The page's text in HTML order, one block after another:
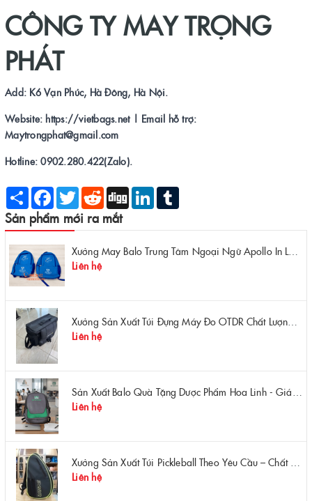
CÔNG TY MAY TRỌNG
PHÁT
Add: K6 Vạn Phúc, Hà Đông, Hà Nội.
Website: https://vietbags.net | Email hỗ trợ:
Maytrongphat@gmail.com
Hotline: 0902.280.422(Zalo).
Share Facebook
Twitter Reddit Digg LinkedIn
Sản phẩm mới ra mắt
Xưởng May Balo Trung Tâm Ngoại Ngữ Apollo In Logo Giá Rẻ Tại Xưởng
Liên hệ
Xưởng Sản Xuất Túi Đựng Máy Đo OTDR Chất Lượng – Chống Va Đập, Giá Tận Xưởng
Liên hệ
Sản Xuất Balo Quà Tặng Dược Phẩm Hoa Linh - Giá Gốc Tại Xưởng
Liên hệ
Xưởng Sản Xuất Túi Pickleball Theo Yêu Cầu – Chất Lượng, Bền Bỉ, Thiết Kế Độc Quyền
Liên hệ